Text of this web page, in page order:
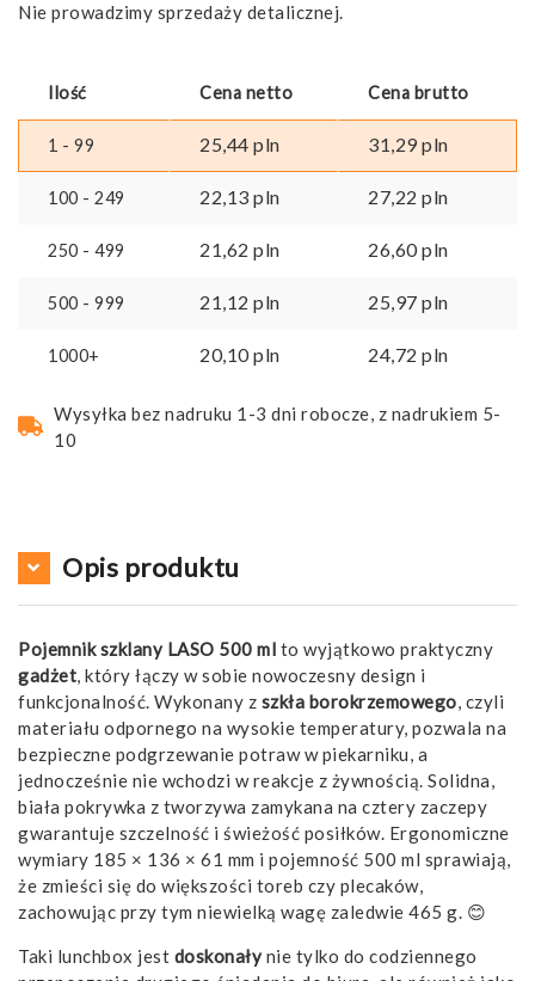
Nie prowadzimy sprzedaży detalicznej.
Ilość Cena netto Cena brutto
1 - 99 25,44 pln 31,29pln
100 - 249 22,13 pln 27,22 pln
250 - 499 21,62 pln 26,60pln
500 - 999 21,12 pln 25,97 pln
1000+ 20,10pln 24,72 pln
Wysyłka bez nadruku 1-3 dni robocze, z nadrukiem 5-
10
Opis produktu
Pojemnik szklany LASO 500 ml to wyjątkowo praktyczny
gadżet, który łączy w sobie nowoczesny design i
funkcjonalność. Wykonany z szkła borokrzemowego, czyli
materiału odpornego na wysokie temperatury, pozwala na
bezpieczne podgrzewanie potraw w piekarniku, a
jednocześnie nie wchodzi w reakcje z żywnością. Solidna,
biała pokrywka z tworzywa zamykana na cztery zaczepy
gwarantuje szczelność i świeżość posiłków. Ergonomiczne
wymiary 185 × 136 × 61 mm i pojemność 500 ml sprawiają,
że zmieści się do większości toreb czy plecaków,
zachowując przy tym niewielką wagę zaledwie 465 g. 😊
Taki lunchbox jest doskonałynie tylko do codziennego